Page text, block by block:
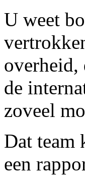
U weet
overheid,
de
zoveel
Dat team
een